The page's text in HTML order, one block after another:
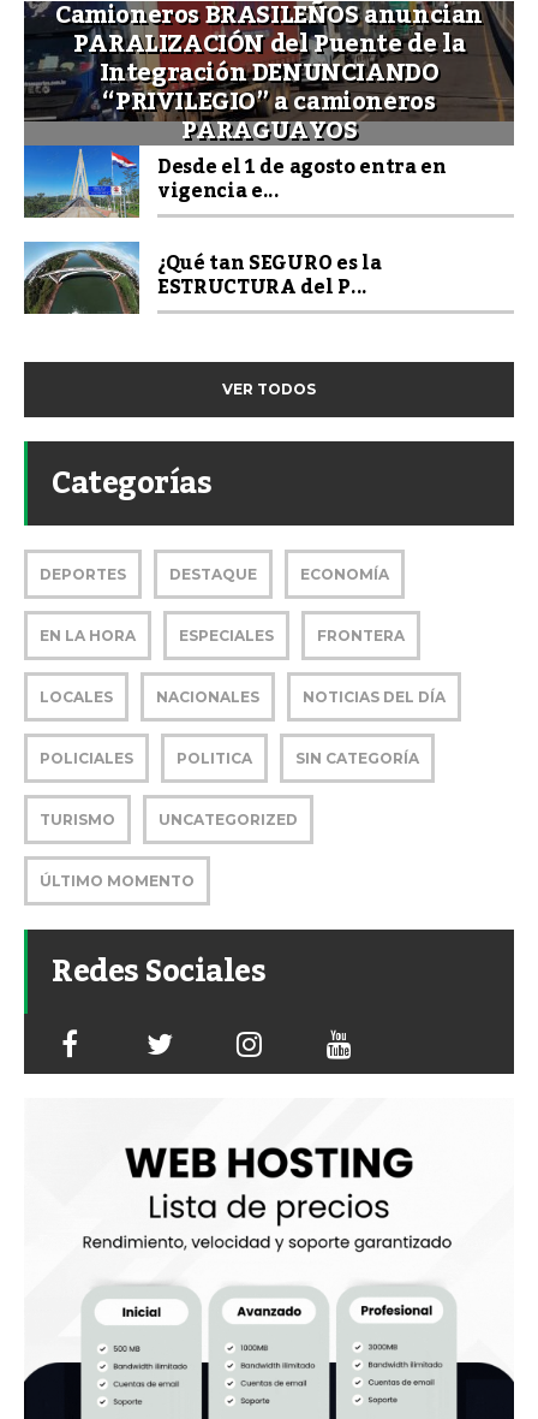
Camioneros BRASILEÑOS anuncian
PARALIZACIÓN del Puente de la
Integración DENUNCIANDO
“PRIVILEGIO” a camioneros
PARAGUAYOS
Desde el 1 de agosto entra en
vigencia e...
¿Qué tan SEGURO es la
ESTRUCTURA del P...
VER TODOS
Categorías
DEPORTES DESTAQUE ECONOMÍA
EN LA HORA ESPECIALES FRONTERA
LOCALES NACIONALES NOTICIAS DEL DÍA
POLICIALES POLITICA SIN CATEGORÍA
TURISMO UNCATEGORIZED
ÚLTIMO MOMENTO
Redes Sociales